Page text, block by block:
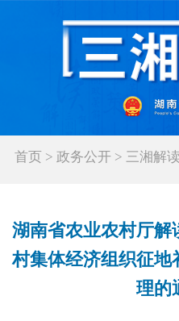
首页 >政务公开 > 三湘解读
湖南省农业农村厅解
村集体经济组织征地
理的